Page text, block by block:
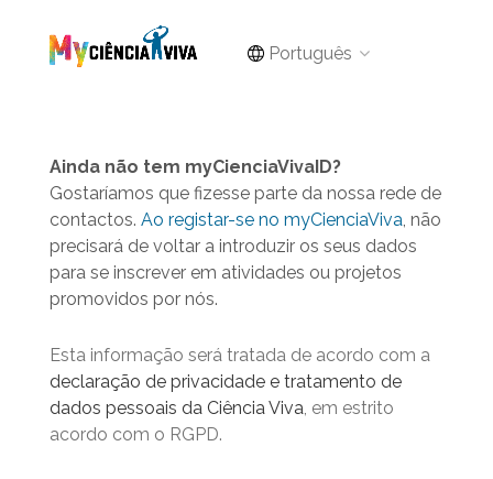
Português
Ainda não tem myCienciaVivaID?
Gostaríamos que fizesse parte da nossa rede de
contactos. Ao registar-se no myCienciaViva, não
precisará de voltar a introduzir os seus dados
para se inscrever em atividades ou projetos
promovidos por nós.
Esta informação será tratada de acordo com a
declaração de privacidade e tratamento de
dados pessoais da Ciência Viva, em estrito
acordo com o RGPD.